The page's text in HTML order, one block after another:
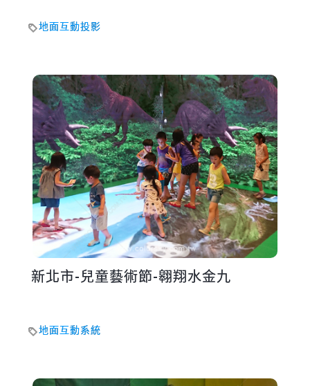
地面互動投影
新北市-兒童藝術節-翱翔水金九
地面互動系統